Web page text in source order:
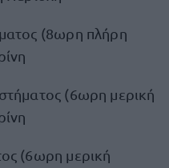
(8ωρη πλήρη
(6ωρη μερική
(6ωρη μερική